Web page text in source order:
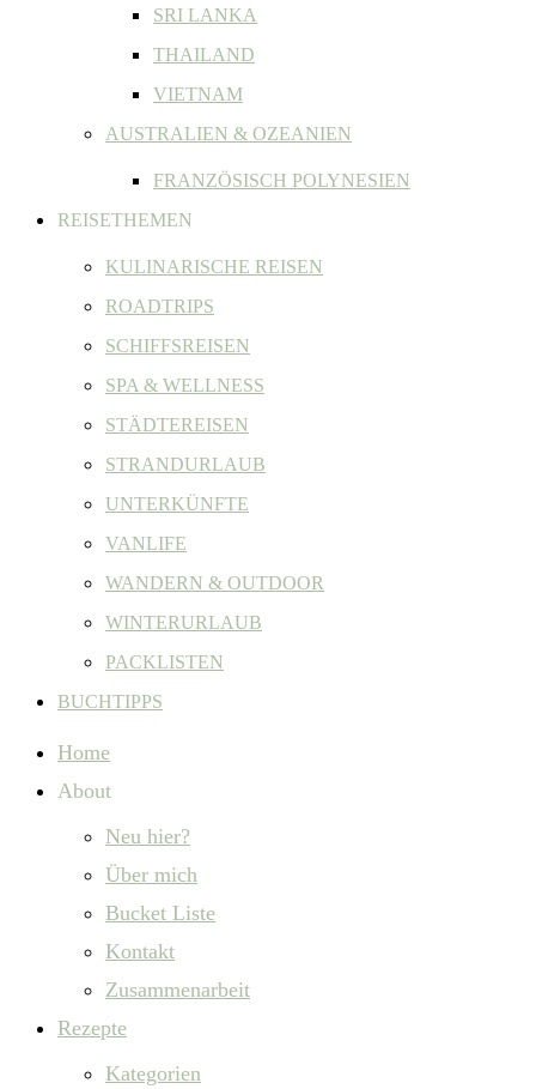
SRI LANKA
THAILAND
VIETNAM
AUSTRALIEN & OZEANIEN
FRANZÖSISCH POLYNESIEN
REISETHEMEN
KULINARISCHE REISEN
ROADTRIPS
SCHIFFSREISEN
SPA & WELLNESS
STÄDTEREISEN
STRANDURLAUB
UNTERKÜNFTE
VANLIFE
WANDERN & OUTDOOR
WINTERURLAUB
PACKLISTEN
BUCHTIPPS
Home
About
Neu hier?
Über mich
Bucket Liste
Kontakt
Zusammenarbeit
Rezepte
Kategorien